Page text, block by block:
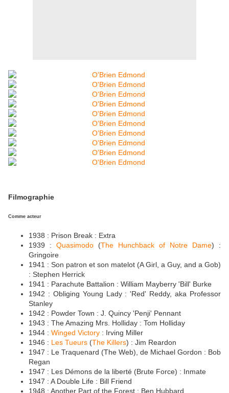
Filmographie
Comme acteur
1938 : Prison Break : Extra
1939 : Quasimodo (The Hunchback of Notre Dame) :
Gringoire
1941 : Son patron et son matelot (A Girl, a Guy, and a Gob)
: Stephen Herrick
1941 : Parachute Battalion : William Mayberry 'Bill' Burke
1942 : Obliging Young Lady : 'Red' Reddy, aka Professor
Stanley
1942 : Powder Town : J. Quincy 'Penji' Pennant
1943 : The Amazing Mrs. Holliday : Tom Holliday
1944 : Winged Victory : Irving Miller
1946 : Les Tueurs (The Killers) : Jim Reardon
1947 : Le Traquenard (The Web), de Michael Gordon : Bob
Regan
1947 : Les Démons de la liberté (Brute Force) : Inmate
1947 : A Double Life : Bill Friend
1948 : Another Part of the Forest : Ben Hubbard